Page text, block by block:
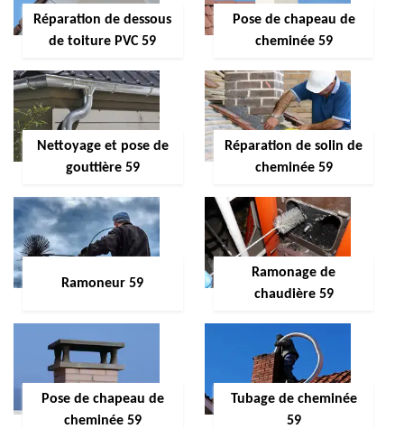
Réparation de dessous
de toiture PVC 59
Pose de chapeau de
cheminée 59
Nettoyage et pose de
gouttière 59
Réparation de solin de
cheminée 59
Ramoneur 59
Ramonage de
chaudière 59
Pose de chapeau de
cheminée 59
Tubage de cheminée
59